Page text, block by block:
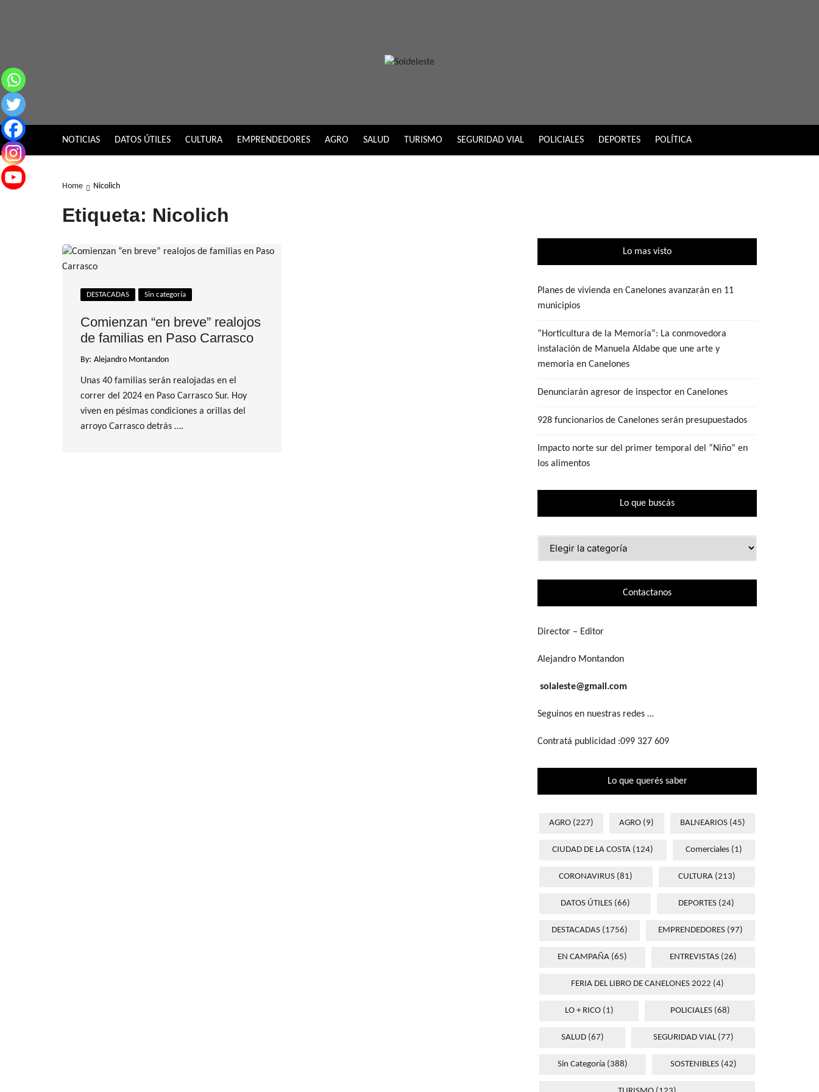
NOTICIAS DATOS ÚTILES CULTURA EMPRENDEDORES AGRO SALUD TURISMO SEGURIDAD VIAL POLICIALES DEPORTES POLÍTICA
Home Nicolich
Etiqueta: Nicolich
DESTACADAS Sin categoría
Comienzan “en breve” realojos
de familias en Paso Carrasco
By: Alejandro Montandon
Unas 40 familias serán realojadas en el
correr del 2024 en Paso Carrasco Sur. Hoy
viven en pésimas condiciones a orillas del
arroyo Carrasco detrás ….
Lo mas visto
Planes de vivienda en Canelones avanzarán en 11
municipios
“Horticultura de la Memoria”: La conmovedora
instalación de Manuela Aldabe que une arte y
memoria en Canelones
Denunciarán agresor de inspector en Canelones
928 funcionarios de Canelones serán presupuestados
Impacto norte sur del primer temporal del “Niño” en
los alimentos
Lo que buscás
Contactanos
Director – Editor
Alejandro Montandon
solaleste@gmail.com
Seguinos en nuestras redes …
Contratá publicidad :099 327 609
Lo que querés saber
AGRO (227) AGRO (9) BALNEARIOS(45)
CIUDAD DE LA COSTA (124) Comerciales(1)
CORONAVIRUS (81) CULTURA(213)
DATOS ÚTILES(66) DEPORTES(24)
DESTACADAS (1756) EMPRENDEDORES (97)
EN CAMPAÑA (65) ENTREVISTAS (26)
FERIA DEL LIBRO DE CANELONES 2022 (4)
LO + RICO(1) POLICIALES(68)
SALUD(67) SEGURIDAD VIAL(77)
Sin Categoría (388) SOSTENIBLES (42)